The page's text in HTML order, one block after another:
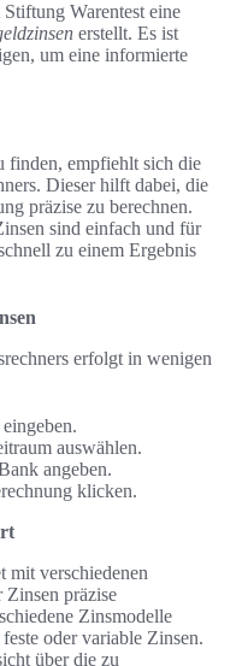
Warentest eine
erstellt. Es ist
um eine informierte
finden, empfiehlt sich die
Dieser hilft dabei, die
präzise zu berechnen.
sind einfach und für
zu einem Ergebnis
erfolgt in wenigen
auswählen.
angeben.
klicken.
mit verschiedenen
Zinsen präzise
Zinsmodelle
oder variable Zinsen.
über die zu